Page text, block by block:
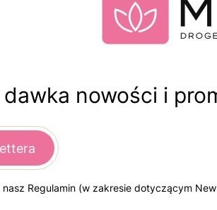
nowości i
Regulamin (w zakresie dotyczącym